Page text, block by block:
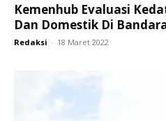
Kemenhub Evaluasi
Dan Domestik Di
Redaksi - 18 Maret 2022